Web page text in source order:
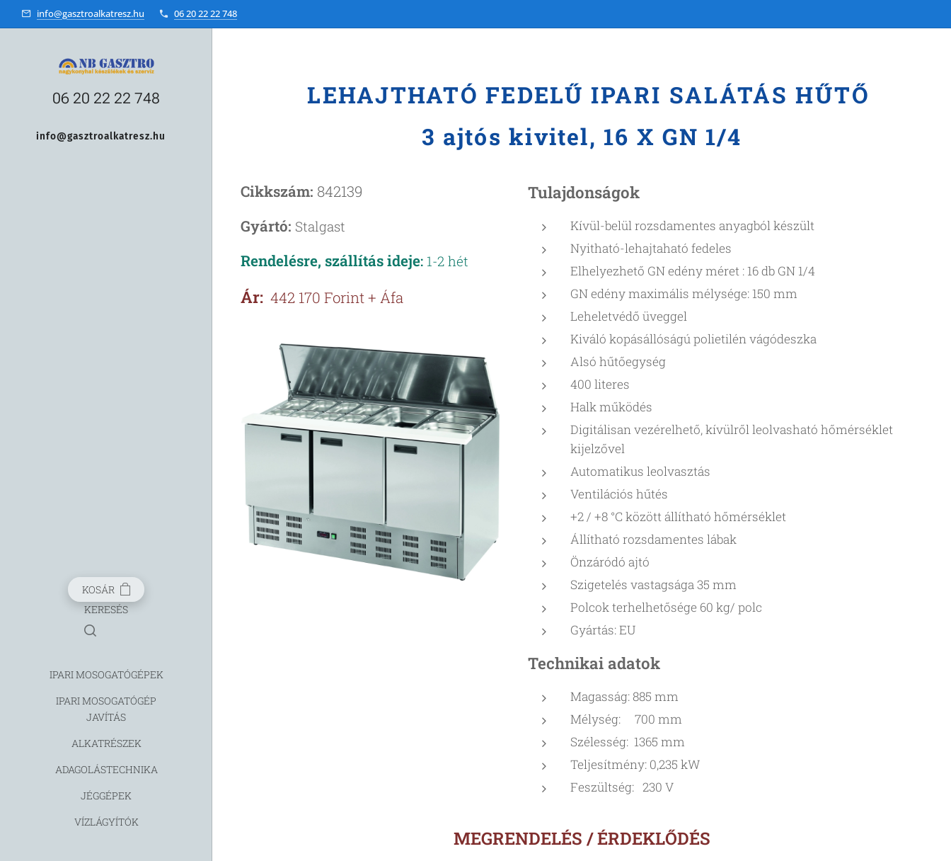
info@gasztroalkatresz.hu 06 20 22 22 748
06 20 22 22 748
info@gasztroalkatresz.hu
KOSÁR
KERESÉS
IPARI MOSOGATÓGÉPEK
IPARI MOSOGATÓGÉP
JAVÍTÁS
ALKATRÉSZEK
ADAGOLÁSTECHNIKA
JÉGGÉPEK
VÍZLÁGYÍTÓK
LEHAJTHATÓ FEDELŰ IPARI SALÁTÁS HŰTŐ
3 ajtós kivitel, 16 X GN 1/4
Cikkszám: 842139
Gyártó: Stalgast
Rendelésre, szállítás ideje: 1-2 hét
Ár: 442 170 Forint + Áfa
Tulajdonságok
Kívül-belül rozsdamentes anyagból készült
Nyitható-lehajtaható fedeles
Elhelyezhető GN edény méret : 16 db GN 1/4
GN edény maximális mélysége: 150 mm
Leheletvédő üveggel
Kiváló kopásállóságú polietilén vágódeszka
Alsó hűtőegység
400 literes
Halk működés
Digitálisan vezérelhető, kívülről leolvasható hőmérséklet
kijelzővel
Automatikus leolvasztás
Ventilációs hűtés
+2 / +8 °C között állítható hőmérséklet
Állítható rozsdamentes lábak
Önzáródó ajtó
Szigetelés vastagsága 35 mm
Polcok terhelhetősége 60 kg/ polc
Gyártás: EU
Technikai adatok
Magasság: 885 mm
Mélység: 700 mm
Szélesség: 1365 mm
Teljesítmény: 0,235 kW
Feszültség: 230 V
MEGRENDELÉS / ÉRDEKLŐDÉS